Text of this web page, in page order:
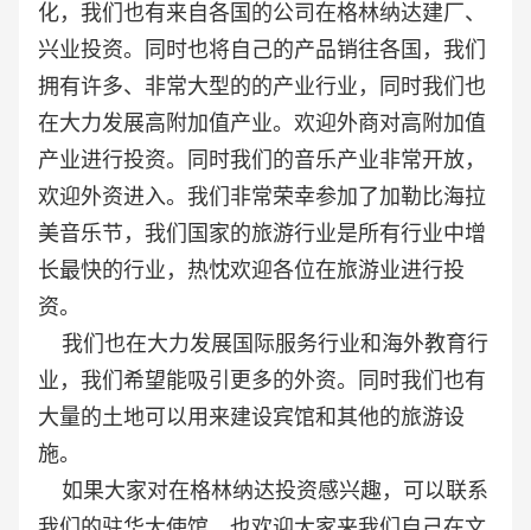
化，我们也有来自各国的公司在格林纳达建厂、
兴业投资。同时也将自己的产品销往各国，我们
拥有许多、非常大型的的产业行业，同时我们也
在大力发展高附加值产业。欢迎外商对高附加值
产业进行投资。同时我们的音乐产业非常开放，
欢迎外资进入。我们非常荣幸参加了加勒比海拉
美音乐节，我们国家的旅游行业是所有行业中增
长最快的行业，热忱欢迎各位在旅游业进行投
资。
我们也在大力发展国际服务行业和海外教育行
业，我们希望能吸引更多的外资。同时我们也有
大量的土地可以用来建设宾馆和其他的旅游设
施。
如果大家对在格林纳达投资感兴趣，可以联系